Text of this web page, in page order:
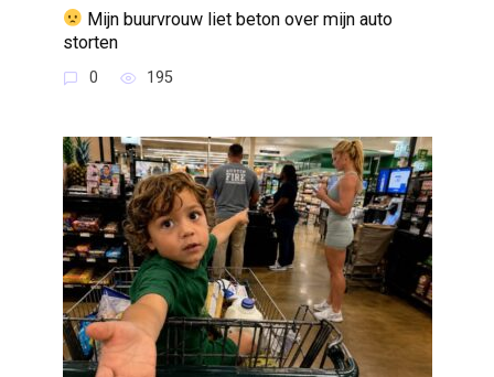
Mijn buurvrouw liet beton over mijn auto
storten
0 195